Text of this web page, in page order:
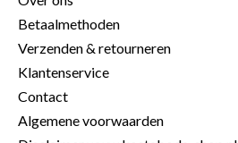
Betaalmethoden
Verzenden & retourneren
Klantenservice
Contact
Algemene voorwaarden